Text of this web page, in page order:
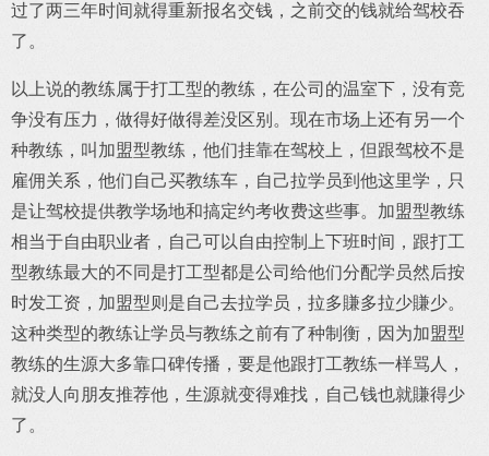
过了两三年时间就得重新报名交钱，之前交的钱就给驾校吞
了。
以上说的教练属于打工型的教练，在公司的温室下，没有竞
争没有压力，做得好做得差没区别。现在市场上还有另一个
种教练，叫加盟型教练，他们挂靠在驾校上，但跟驾校不是
雇佣关系，他们自己买教练车，自己拉学员到他这里学，只
是让驾校提供教学场地和搞定约考收费这些事。加盟型教练
相当于自由职业者，自己可以自由控制上下班时间，跟打工
型教练最大的不同是打工型都是公司给他们分配学员然后按
时发工资，加盟型则是自己去拉学员，拉多賺多拉少賺少。
这种类型的教练让学员与教练之前有了种制衡，因为加盟型
教练的生源大多靠口碑传播，要是他跟打工教练一样骂人，
就没人向朋友推荐他，生源就变得难找，自己钱也就賺得少
了。